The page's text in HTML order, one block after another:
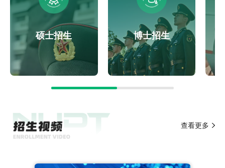
硕士招生 博士招生
查看更多